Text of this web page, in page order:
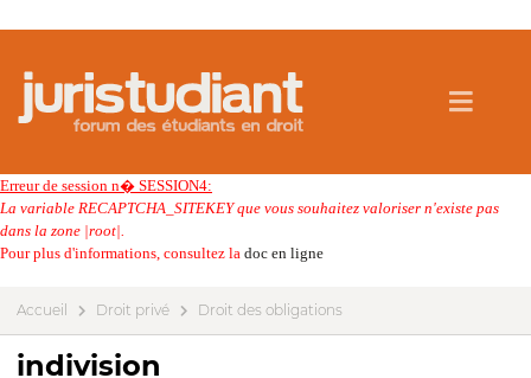
Erreur de session n� SESSION4:
La variable RECAPTCHA_SITEKEY que vous souhaitez valoriser n'existe pas
dans la zone |root|.
Pour plus d'informations, consultez la doc en ligne
Accueil Droit privé Droit des obligations
indivision